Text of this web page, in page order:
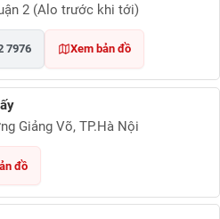
2 (Alo trước khi tới)
7976 Xem bản đồ
Giảng Võ, TP.Hà Nội
đồ